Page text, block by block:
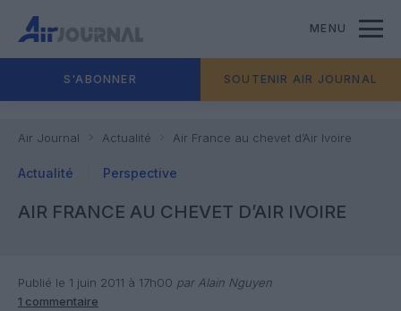
MENU
S'ABONNER SOUTENIR AIR JOURNAL
Air Journal Actualité Air France au chevet d’Air Ivoire
Actualité Perspective
AIR FRANCE AU CHEVET D’AIR IVOIRE
Publié le 1 juin 2011 à 17h00 par Alain Nguyen
1 commentaire